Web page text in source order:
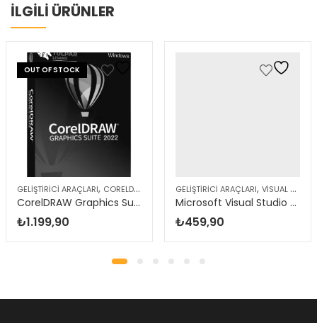
İLGİLİ ÜRÜNLER
OUT OF STOCK
GELIŞTIRICI ARAÇLARI, CORELDRAW ÜRÜNLERI
CorelDRAW Graphics Suite 2022 – Windows
₺1.199,90
GELIŞTIRICI ARAÇLARI, VISUAL STUDIO
Microsoft Visual Studio 2017 Professional
₺459,90